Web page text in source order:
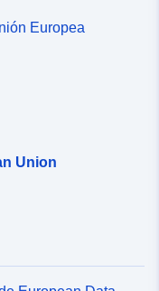
Europea
Union